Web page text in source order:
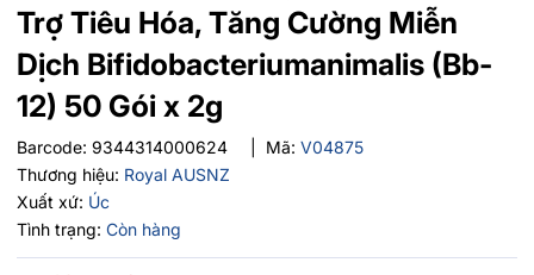
Trợ Tiêu Hóa, Tăng Cường Miễn
Dịch Bifidobacteriumanimalis (Bb-
12) 50 Gói x 2g
Barcode: 9344314000624 Mã: V04875
Thương hiệu: Royal AUSNZ
Xuất xứ: Úc
Tình trạng: Còn hàng